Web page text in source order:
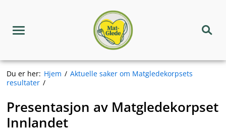
innholdMeny
Matgledekorpset
Søk
Du er her: Hjem
Aktuelle saker om Matgledekorpsets
resultater
Presentasjon av Matgledekorpset
Innlandet